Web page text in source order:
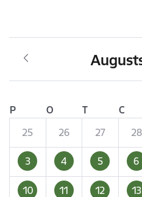
P O T C
25
26 27 28
3 4 5 6
10 11 12 13